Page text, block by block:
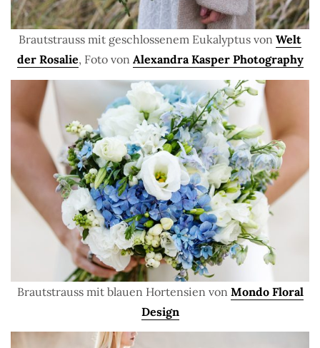
Brautstrauss mit geschlossenem Eukalyptus von Welt
der Rosalie, Foto von Alexandra Kasper Photography
Brautstrauss mit blauen Hortensien von Mondo Floral
Design